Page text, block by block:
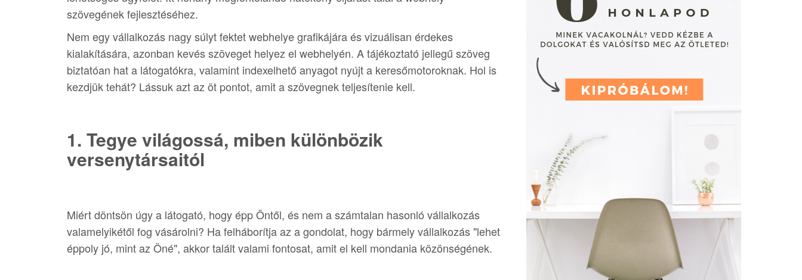
szövegének fejlesztéséhez.
Nem egy vállalkozás nagy súlyt fektet webhelye grafikájára és vizuálisan érdekes
kialakítására, azonban kevés szöveget helyez el webhelyén. A tájékoztató jellegű szöveg
biztatóan hat a látogatókra, valamint indexelhető anyagot nyújt a keresőmotoroknak. Hol is
kezdjük tehát? Lássuk azt az öt pontot, amit a szövegnek teljesítenie kell.
1. Tegye világossá, miben különbözik
versenytársaitól
Miért döntsön úgy a látogató, hogy épp Öntől, és nem a számtalan hasonló vállalkozás
valamelyikétől fog vásárolni? Ha felháborítja az a gondolat, hogy bármely vállalkozás "lehet
éppoly jó, mint az Öné", akkor talált valami fontosat, amit el kell mondania közönségének.